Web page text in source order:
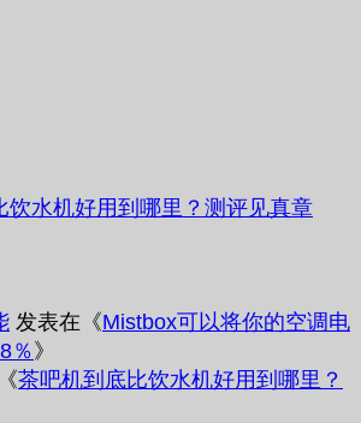
饮水机好用到哪里？测评见真章
发表在《Mistbox可以将你的空调电
％》
茶吧机到底比饮水机好用到哪里？